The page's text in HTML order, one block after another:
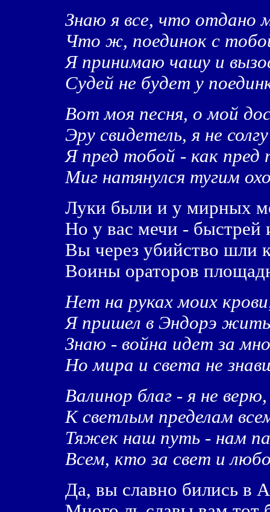
Знаю я все, что отдано
Что ж, поединок с
Я принимаю чашу и
Судей не будет у
Вот моя песня, о мой
Эру свидетель, я не
Я пред тобой - как
Миг натянулся тугим
Луки были и у мирных
Но у вас мечи - быстрей
Вы через убийство шли
Воины ораторов
Нет на руках моих
Я пришел в Эндорэ
Знаю - война идет за
Но мира и света не
Валинор благ - я не
К светлым пределам
Тяжек наш путь - нам
Всем, кто за свет и
Да, вы славно бились в